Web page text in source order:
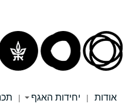
אודות | יחידות האגף |